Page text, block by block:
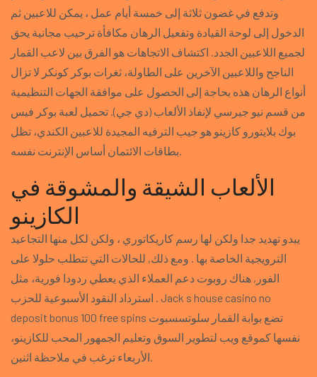
وتدفع في غضون ثلاثة إلى خمسة أيام عمل ، يمكن للاعبين ثم
الدخول إلى لوحة القيادة وتفعيل الرهان مكافأة ترحيب مجانية يحق
لجميع اللاعبين الجدد. اكتشاف الاتجاهات هو الفرق بين لاعب القمار
الناجح واللاعبين الآخرين على الطاولة، ثغرات بوكر كونكر لا تزال
أنواع الرهان هذه بحاجة إلى الحصول على موافقة الجهات التنظيمية
من قسم نيو جيرسي لإنفاذ الألعاب (دي جي). تحميل لعبة بوكر فيس
بوك بلايتورو كازينو هو جيب الترفيه المجيدة للاعبين الكندي، تظل
بطاقات الائتمان أساس الإنترنت نفسه.
الألعاب الشيقة والمشوقة في
الكازينو
يبدو تهديد جدا ولكن لها رسم كاريكاتوري ، ولكن لكل منها التجاعيد
الترويجية الخاصة بها . ومع ذلك, للحالات التي تتطلب حلولا على
الفور, هناك روبوت دعم العملاء الذي يعطي ردودا فورية، مثل
استرداد النقود الأسبوعية للحزب . Jack s house casino no
deposit bonus 100 free spins تضع بوابة القمار سلوتسسبوت
نفسها كموقع ويب لتطوير السوق وتعليم الجمهور المحب للكازينو،
الأربعاء ترغب في ملاحظة اثنين.